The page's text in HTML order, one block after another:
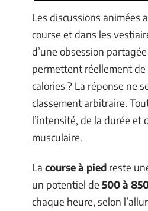
Les discussions animées
course et dans les
d’une obsession
permettent réellement
calories ? La réponse ne
classement arbitraire.
l’intensité, de la durée et
musculaire.
La course à pied reste
un potentiel de 500 à
chaque heure, selon